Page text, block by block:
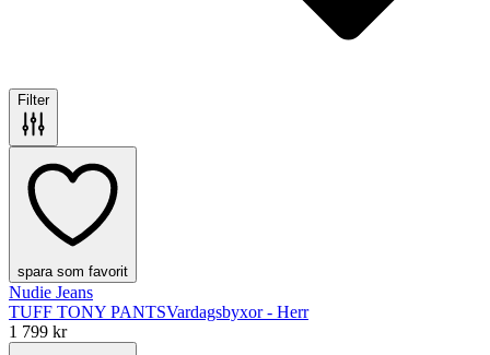
Filter
spara som favorit
Nudie Jeans
TUFF TONY PANTSVardagsbyxor - Herr
1 799 kr